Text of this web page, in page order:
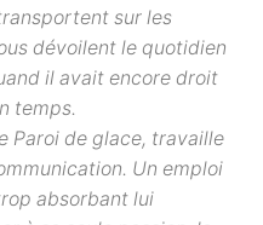
sur les
dévoilent le quotidien
il avait encore droit
temps.
Paroi de glace, travaille
Un emploi
absorbant lui